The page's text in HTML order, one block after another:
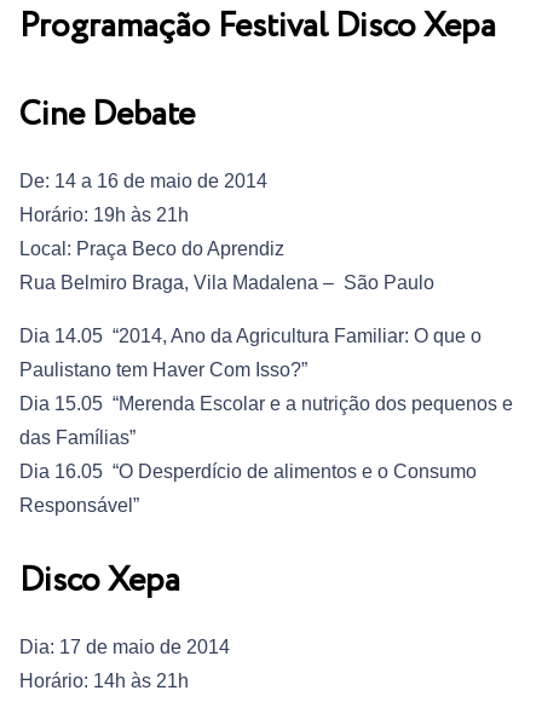
Programação Festival Disco Xepa
Cine Debate
De: 14 a 16 de maio de 2014
Horário: 19h às 21h
Local: Praça Beco do Aprendiz
Rua Belmiro Braga, Vila Madalena – São Paulo
Dia 14.05 “2014, Ano da Agricultura Familiar: O que o
Paulistano tem Haver Com Isso?”
Dia 15.05 “Merenda Escolar e a nutrição dos pequenos e
das Famílias”
Dia 16.05 “O Desperdício de alimentos e o Consumo
Responsável”
Disco Xepa
Dia: 17 de maio de 2014
Horário: 14h às 21h